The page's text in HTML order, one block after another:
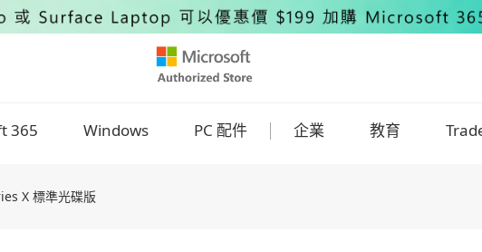
365 Windows PC 配件 企業 教育
X 標準光碟版